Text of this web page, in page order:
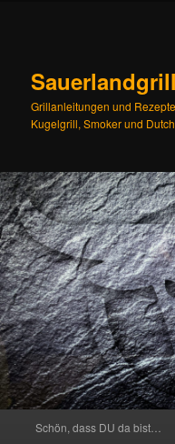
Grillanleitungen und
Kugelgrill, Smoker und
Schön, dass DU da bist…